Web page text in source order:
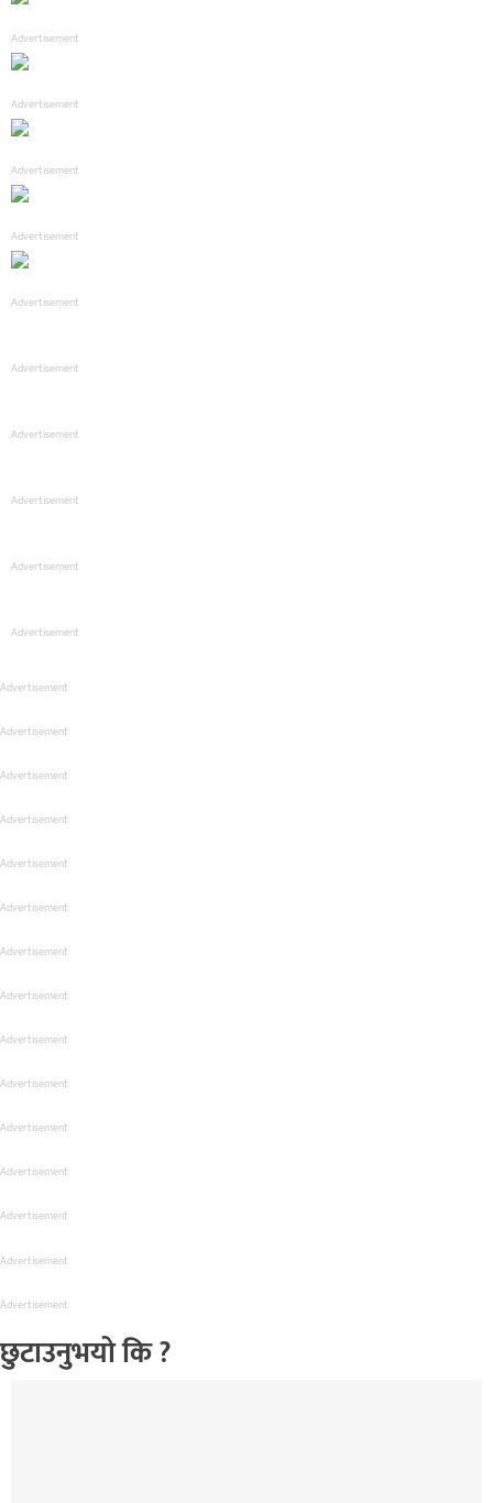
Advertisement
Advertisement
Advertisement
Advertisement
Advertisement
Advertisement
Advertisement
Advertisement
Advertisement
Advertisement
Advertisement
Advertisement
Advertisement
Advertisement
Advertisement
Advertisement
Advertisement
Advertisement
Advertisement
Advertisement
Advertisement
Advertisement
Advertisement
Advertisement
Advertisement
छुटाउनुभयो कि ?